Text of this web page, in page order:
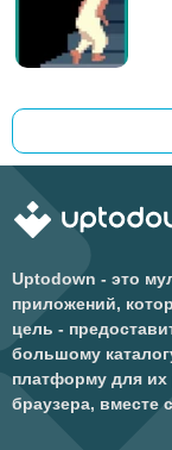
Uptodown - это
приложений,
цель -
большому
платформу для их
браузера,